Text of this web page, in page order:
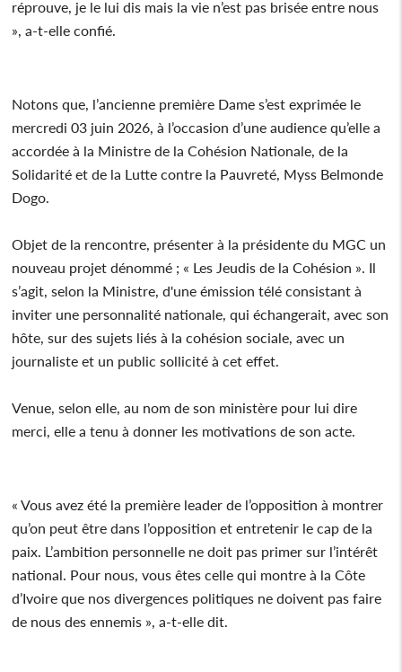
réprouve, je le lui dis mais la vie n’est pas brisée entre nous
», a-t-elle confié.
Notons que, l’ancienne première Dame s’est exprimée le
mercredi 03 juin 2026, à l’occasion d’une audience qu’elle a
accordée à la Ministre de la Cohésion Nationale, de la
Solidarité et de la Lutte contre la Pauvreté, Myss Belmonde
Dogo.
Objet de la rencontre, présenter à la présidente du MGC un
nouveau projet dénommé ; « Les Jeudis de la Cohésion ». Il
s’agit, selon la Ministre, d'une émission télé consistant à
inviter une personnalité nationale, qui échangerait, avec son
hôte, sur des sujets liés à la cohésion sociale, avec un
journaliste et un public sollicité à cet effet.
Venue, selon elle, au nom de son ministère pour lui dire
merci, elle a tenu à donner les motivations de son acte.
« Vous avez été la première leader de l’opposition à montrer
qu’on peut être dans l’opposition et entretenir le cap de la
paix. L’ambition personnelle ne doit pas primer sur l’intérêt
national. Pour nous, vous êtes celle qui montre à la Côte
d’Ivoire que nos divergences politiques ne doivent pas faire
de nous des ennemis », a-t-elle dit.